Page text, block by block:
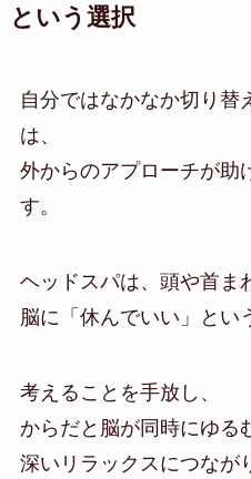
という選択
自分ではなかなか切り替
は、
外からのアプローチが助
す。
ヘッドスパは、頭や首ま
脳に「休んでいい」とい
考えることを手放し、
からだと脳が同時にゆる
深いリラックスにつなが